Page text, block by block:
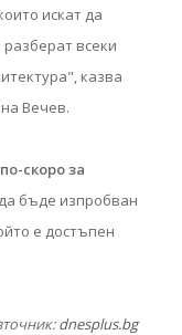
искат да
всеки
казва
Вечев.
скоро за
бъде изпробван
е достъпен
dnesplus.bg